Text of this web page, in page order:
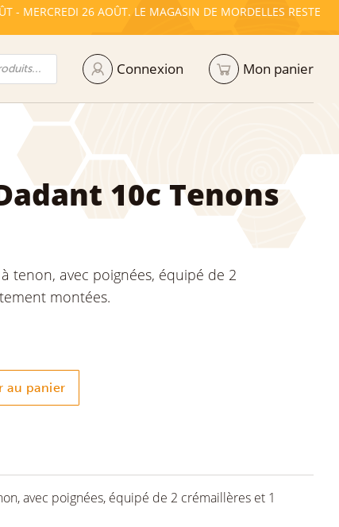
- MERCREDI 26 AOÛT. LE MAGASIN DE MORDELLES RESTE
Connexion Mon panier
10c Tenons
tenon, avec poignées, équipé de 2
montées.
au panier
avec poignées, équipé de 2 crémaillères et 1